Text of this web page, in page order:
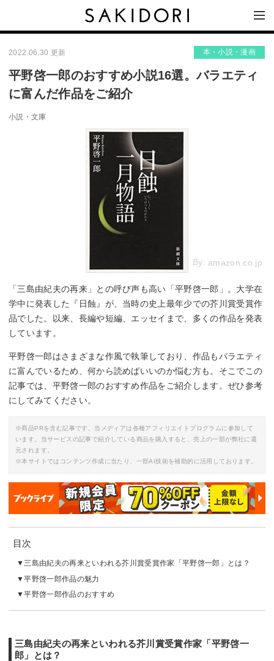
2022.06.30 更新 本・小説・漫画
平野啓一郎のおすすめ小説16選。バラエティ
に富んだ作品をご紹介
小説・文庫
By: amazon.co.jp
「三島由紀夫の再来」との呼び声も高い「平野啓一郎」。大学在
学中に発表した『日蝕』が、当時の史上最年少での芥川賞受賞作
品でした。以来、長編や短編、エッセイまで、多くの作品を発表
しています。
平野啓一郎はさまざまな作風で執筆しており、作品もバラエティ
に富んでいるため、何から読めばいいのか悩む方も。そこでこの
記事では、平野啓一郎のおすすめ作品をご紹介します。ぜひ参考
にしてみてください。
※商品PRを含む記事です。当メディアは各種アフィリエイトプログラムに参加して
います。当サービスの記事で紹介している商品を購入すると、売上の一部が弊社に還
元されます。
※本サイトではコンテンツ作成に当たり、一部AI技術を補助的に活用しております。
目次
三島由紀夫の再来といわれる芥川賞受賞作家「平野啓一郎」とは？
平野啓一郎作品の魅力
平野啓一郎作品のおすすめ
三島由紀夫の再来といわれる芥川賞受賞作家「平野啓一
郎」とは？